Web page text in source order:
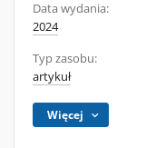
Data wydania:
2024
Typ zasobu:
artykuł
Więcej